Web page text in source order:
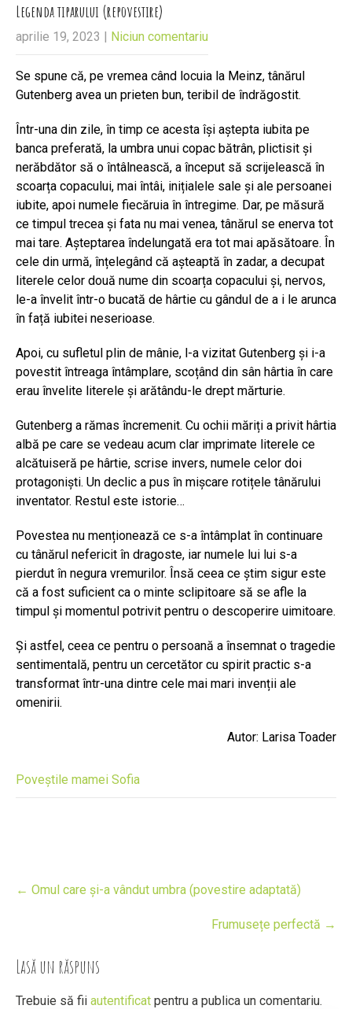
Legenda tiparului (repovestire)
aprilie 19, 2023 | Niciun comentariu
Se spune că, pe vremea când locuia la Meinz, tânărul
Gutenberg avea un prieten bun, teribil de îndrăgostit.
Într-una din zile, în timp ce acesta își aștepta iubita pe
banca preferată, la umbra unui copac bătrân, plictisit și
nerăbdător să o întâlnească, a început să scrijelească în
scoarța copacului, mai întâi, inițialele sale și ale persoanei
iubite, apoi numele fiecăruia în întregime. Dar, pe măsură
ce timpul trecea și fata nu mai venea, tânărul se enerva tot
mai tare. Așteptarea îndelungată era tot mai apăsătoare. În
cele din urmă, înțelegând că așteaptă în zadar, a decupat
literele celor două nume din scoarța copacului și, nervos,
le-a învelit într-o bucată de hârtie cu gândul de a i le arunca
în față iubitei neserioase.
Apoi, cu sufletul plin de mânie, l-a vizitat Gutenberg și i-a
povestit întreaga întâmplare, scoțând din sân hârtia în care
erau învelite literele și arătându-le drept mărturie.
Gutenberg a rămas încremenit. Cu ochii măriți a privit hârtia
albă pe care se vedeau acum clar imprimate literele ce
alcătuiseră pe hârtie, scrise invers, numele celor doi
protagoniști. Un declic a pus în mișcare rotițele tânărului
inventator. Restul este istorie…
Povestea nu menționează ce s-a întâmplat în continuare
cu tânărul nefericit în dragoste, iar numele lui lui s-a
pierdut în negura vremurilor. Însă ceea ce știm sigur este
că a fost suficient ca o minte sclipitoare să se afle la
timpul și momentul potrivit pentru o descoperire uimitoare.
Și astfel, ceea ce pentru o persoană a însemnat o tragedie
sentimentală, pentru un cercetător cu spirit practic s-a
transformat într-una dintre cele mai mari invenții ale
omenirii.
Autor: Larisa Toader
Poveștile mamei Sofia
navigation
← Omul care și-a vândut umbra (povestire adaptată)
Frumusețe perfectă →
Lasă un răspuns
Trebuie să fii autentificat pentru a publica un comentariu.